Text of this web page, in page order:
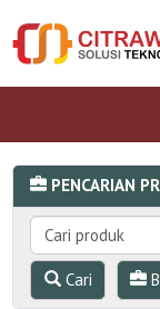
PENCARIAN
Cari